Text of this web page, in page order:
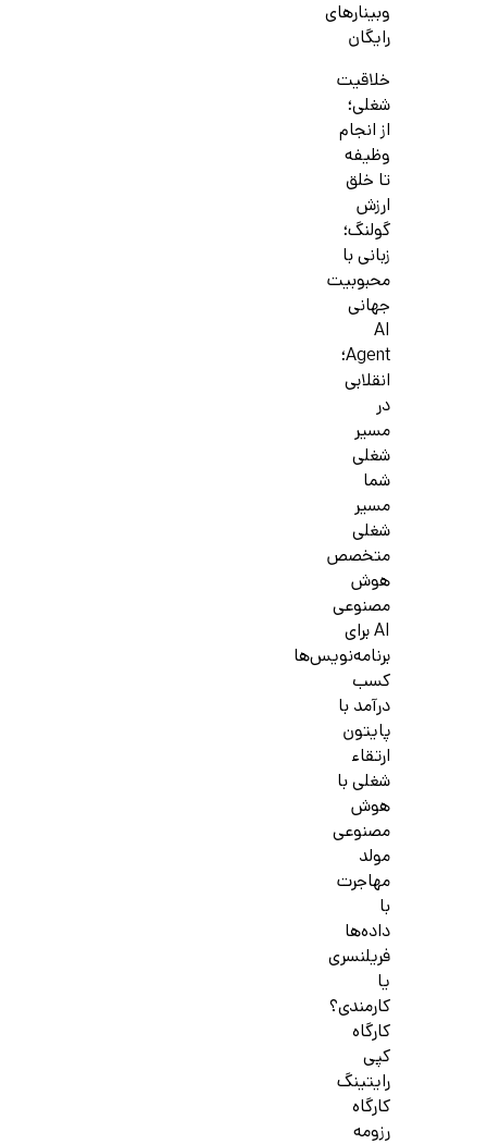
وبینارهای
رایگان
خلاقیت
شغلی؛
از انجام
وظیفه
تا خلق
ارزش
گولنگ؛
زبانی با
محبوبیت
جهانی
AI
Agent؛
انقلابی
در
مسیر
شغلی
شما
مسیر
شغلی
متخصص
هوش
مصنوعی
AI برای
برنامه‌نویس‌ها
کسب
درآمد با
پایتون
ارتقاء
شغلی با
هوش
مصنوعی
مولد
مهاجرت
با
داده‌ها
فریلنسری
یا
کارمندی؟
کارگاه
کپی
رایتینگ
کارگاه
رزومه